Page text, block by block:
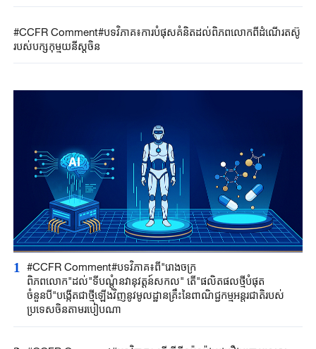
#CCFR Comment#បទវិភាគ៖ការបំផុសគំនិតដល់ពិភពលោកពីដំណើរតស៊ូ
របស់បក្សកុម្មុយនីស្តចិន
1
#CCFR Comment#បទវិភាគ៖ពី"រោងចក្រ
ពិភពលោក"ដល់"ទីបណ្តុំនវានុវត្តន៍សកល" តើ"ផលិតផលថ្មីបំផុត
ចំនួនបី"បង្កើតជាថ្មីឡើងវិញនូវមូលដ្ឋានគ្រឹះនៃពាណិជ្ជកម្មអន្តរជាតិរបស់
ប្រទេសចិនតាមរបៀបណា